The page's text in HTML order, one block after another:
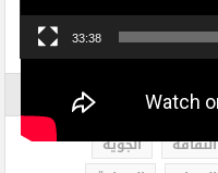
33:38
الثقافة
الجوية